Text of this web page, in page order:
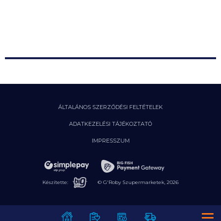
ÁLTALÁNOS SZERZŐDÉSI FELTÉTELEK
ADATKEZELÉSI TÁJÉKOZTATÓ
IMPRESSZUM
Készítette: © G'Roby Szupermarketek, 2026